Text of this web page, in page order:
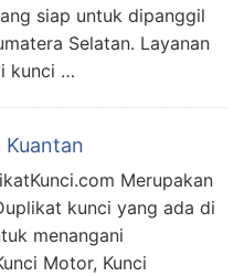
siap untuk dipanggil
Selatan. Layanan
kunci …
Kuantan
Merupakan
kunci yang ada di
menangani
Motor, Kunci